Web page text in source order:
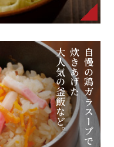
自慢の鶏ガラスープで
炊きあげた
大人気の釜飯など。